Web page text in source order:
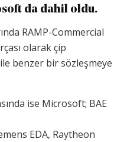
da dahil oldu.
RAMP-Commercial
olarak çip
benzer bir sözleşmeye
ise Microsoft; BAE
EDA, Raytheon